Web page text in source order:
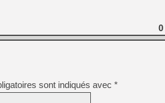
[GK] Minecraft et ses «
[GK] Beast of
[GK] Ubisoft : fin de partie
[GK] Mémoire cash -
[GK] Dan Houser (GTA)
[GK] Comment EA Sports
[GK] Crimson Moon : un
[GK] Isle of Reveries : le
[GK] Moonlighter 2 : The
0
sont indiqués avec *